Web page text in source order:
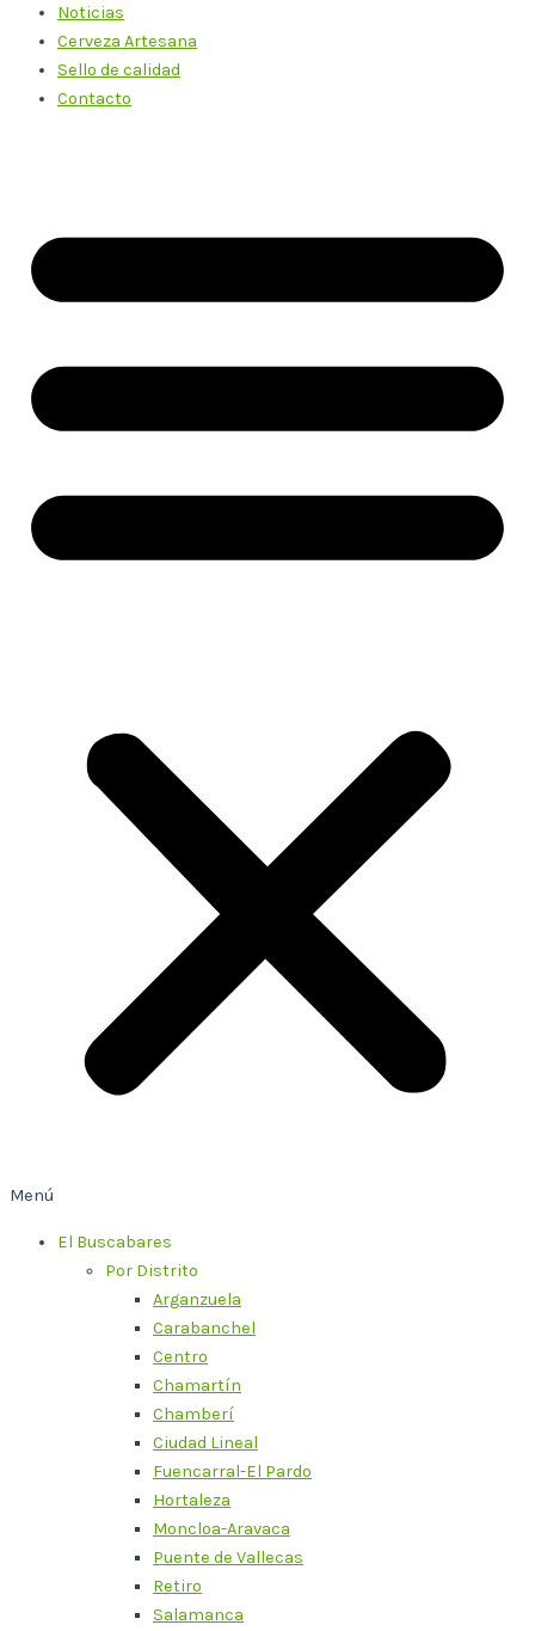
Noticias
Cerveza Artesana
Sello de calidad
Contacto
Menú
El Buscabares
Por Distrito
Arganzuela
Carabanchel
Centro
Chamartín
Chamberí
Ciudad Lineal
Fuencarral-El Pardo
Hortaleza
Moncloa-Aravaca
Puente de Vallecas
Retiro
Salamanca